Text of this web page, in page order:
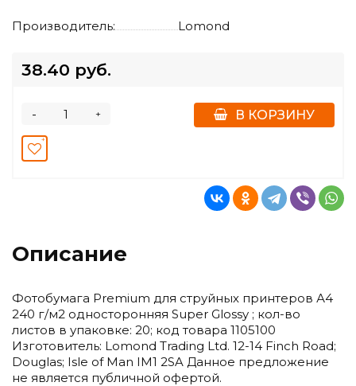
Производитель: Lomond
38.40 руб.
+
- В КОРЗИНУ
Описание
Фотобумага Premium для струйных принтеров А4
240 г/м2 односторонняя Super Glossy ; кол-во
листов в упаковке: 20; код товара 1105100
Изготовитель: Lomond Trading Ltd. 12-14 Finch Road;
Douglas; Isle of Man IM1 2SA Данное предложение
не является публичной офертой.